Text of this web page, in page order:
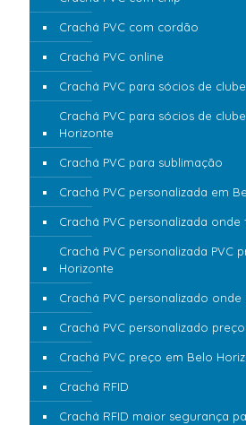
Crachá PVC com cordão
Crachá PVC online
Crachá PVC para sócios de
Crachá PVC para sócios de
Horizonte
Crachá PVC para sublimação
Crachá PVC personalizada em
Crachá PVC personalizada onde
Crachá PVC personalizada PVC
Horizonte
Crachá PVC personalizado
Crachá PVC personalizado preço
Crachá PVC preço em Belo
Crachá RFID
Crachá RFID maior segurança